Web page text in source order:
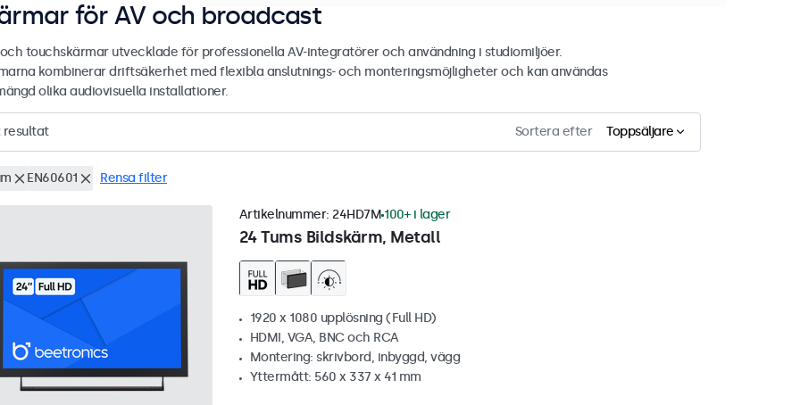
för AV och broadcast
touchskärmar utvecklade för professionella AV-integratörer och användning i studiomiljöer.
kombinerar driftsäkerhet med flexibla anslutnings- och monteringsmöjligheter och kan användas
olika audiovisuella installationer.
resultat Sortera efter Toppsäljare
EN60601 Rensa filter
24 Tums Bildskärm, Metall
Artikelnummer: 24HD7M 100+ i lager
1920 x 1080 upplösning (Full HD)
HDMI, VGA, BNC och RCA
Montering: skrivbord, inbyggd, vägg
Yttermått: 560 x 337 x 41 mm